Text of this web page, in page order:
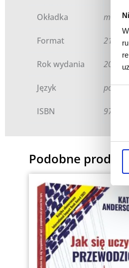
Wybór
Okładka miękka
Format 21,5 x
Rok wydania 2014
Język polski
ISBN 978-
Podobne produkty